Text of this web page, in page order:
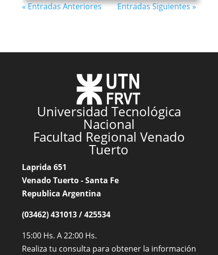
« Entradas Anteriores
Entradas Siguientes »
Universidad Tecnológica
Nacional
Facultad Regional Venado
Tuerto
Laprida 651
Venado Tuerto - Santa Fe
Republica Argentina
(03462) 431013 / 425534
15:00 Hs. A 22:00 Hs.
Realiza tu consulta para obtener la información